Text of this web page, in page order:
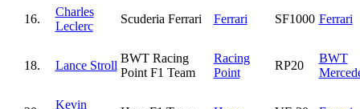
16.
Charles
Leclerc
Scuderia Ferrari Ferrari SF1000 Ferrari
18. Lance Stroll
BWT Racing
Point F1 Team
Racing
Point
RP20
BWT
Kevin